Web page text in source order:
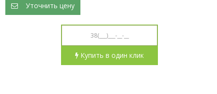
Уточнить цену
Купить в один клик